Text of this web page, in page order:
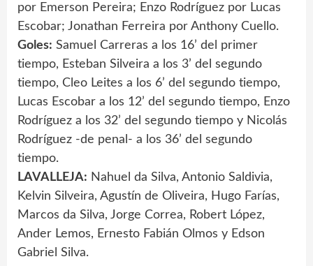
por Emerson Pereira; Enzo Rodríguez por Lucas
Escobar; Jonathan Ferreira por Anthony Cuello.
Goles: Samuel Carreras a los 16’ del primer
tiempo, Esteban Silveira a los 3’ del segundo
tiempo, Cleo Leites a los 6’ del segundo tiempo,
Lucas Escobar a los 12’ del segundo tiempo, Enzo
Rodríguez a los 32’ del segundo tiempo y Nicolás
Rodríguez -de penal- a los 36’ del segundo
tiempo.
LAVALLEJA: Nahuel da Silva, Antonio Saldivia,
Kelvin Silveira, Agustín de Oliveira, Hugo Farías,
Marcos da Silva, Jorge Correa, Robert López,
Ander Lemos, Ernesto Fabián Olmos y Edson
Gabriel Silva.